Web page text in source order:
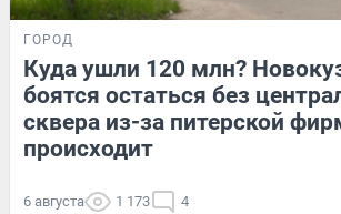
ГОРОД
Куда ушли 120 млн?
боятся остаться без
сквера из-за питерской
происходит
6 августа 1 173 4